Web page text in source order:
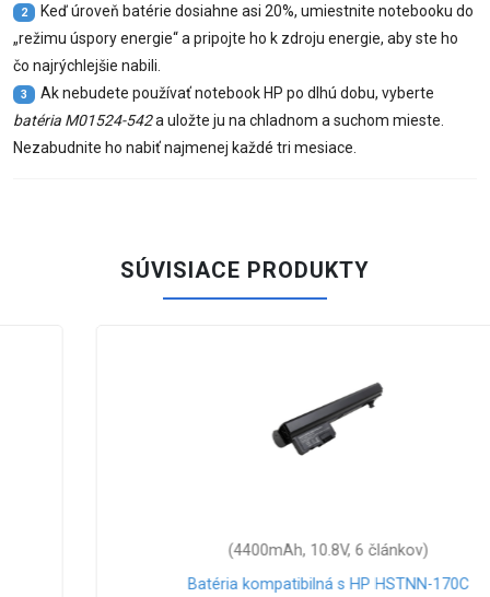
2
Keď úroveň batérie dosiahne asi 20%, umiestnite notebooku do
„režimu úspory energie“ a pripojte ho k zdroju energie, aby ste ho
čo najrýchlejšie nabili.
3
Ak nebudete používať notebook HP po dlhú dobu, vyberte
batéria M01524-542a uložte ju na chladnom a suchom mieste.
Nezabudnite ho nabiť najmenej každé tri mesiace.
SÚVISIACE PRODUKTY
(4400mAh, 10.8V, 6 článkov)
Batéria kompatibilná s HP HSTNN-170C